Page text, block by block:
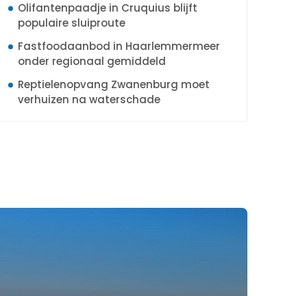
Olifantenpaadje in Cruquius blijft
populaire sluiproute
Fastfoodaanbod in Haarlemmermeer
onder regionaal gemiddeld
Reptielenopvang Zwanenburg moet
verhuizen na waterschade